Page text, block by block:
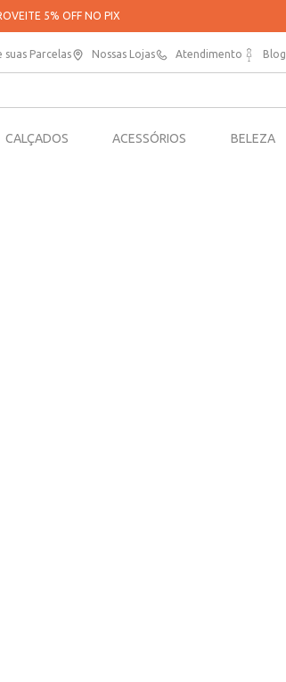
5% OFF NO PIX
suas Parcelas Nossas Lojas Atendimento Blog
CALÇADOS ACESSÓRIOS BELEZA